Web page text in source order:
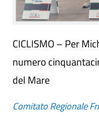
CICLISMO – Per
numero
del Mare
Comitato Regionale